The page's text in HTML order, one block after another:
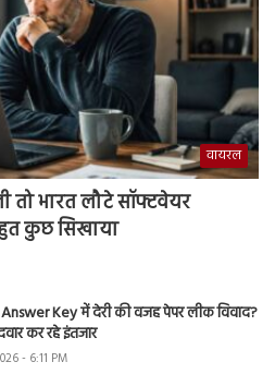
वायरल
तो भारत लौटे सॉफ्टवेयर
कुछ सिखाया
Key में देरी की वजह पेपर लीक विवाद?
कर रहे इंतजार
- 6:11 PM